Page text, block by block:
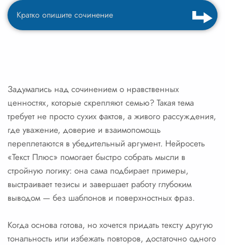
Задумались над сочинением о нравственных
ценностях, которые скрепляют семью? Такая тема
требует не просто сухих фактов, а живого рассуждения,
где уважение, доверие и взаимопомощь
переплетаются в убедительный аргумент. Нейросеть
«Текст Плюс» помогает быстро собрать мысли в
стройную логику: она сама подбирает примеры,
выстраивает тезисы и завершает работу глубоким
выводом — без шаблонов и поверхностных фраз.
Когда основа готова, но хочется придать тексту другую
тональность или избежать повторов, достаточно одного